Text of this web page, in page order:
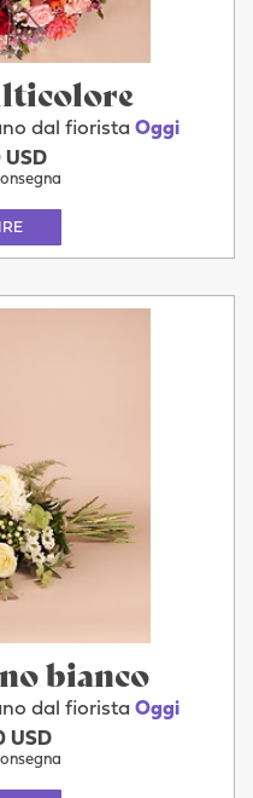
dal fiorista Oggi
USD
bianco
dal fiorista Oggi
USD